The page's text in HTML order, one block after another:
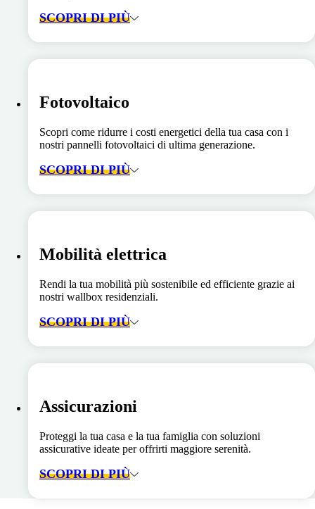
SCOPRI DI PIÙ
Fotovoltaico
Scopri come ridurre i costi energetici della tua casa con i
nostri pannelli fotovoltaici di ultima generazione.
SCOPRI DI PIÙ
Mobilità elettrica
Rendi la tua mobilità più sostenibile ed efficiente grazie ai
nostri wallbox residenziali.
SCOPRI DI PIÙ
Assicurazioni
Proteggi la tua casa e la tua famiglia con soluzioni
assicurative ideate per offrirti maggiore serenità.
SCOPRI DI PIÙ